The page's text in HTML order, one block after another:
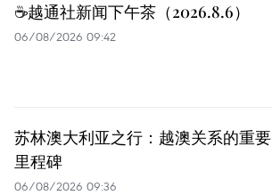
☕️越通社新闻下午茶（2026.8.6）
06/08/2026 09:42
苏林澳大利亚之行：越澳关系的重要
里程碑
06/08/2026 09:36